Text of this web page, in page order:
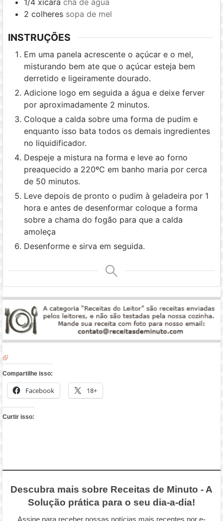
1/4 xícara chá de água
2 colheres sopa de mel
INSTRUÇÕES
Em uma panela acrescente o açúcar e o mel,
misturando bem ate que o açúcar esteja bem
derretido e ligeiramente dourado.
Adicione logo em seguida a água e deixe ferver
por aproximadamente 2 minutos.
Coloque a calda sobre uma forma de pudim e
enquanto isso bata todos os demais ingredientes
no liquidificador.
Despeje a mistura na forma e leve ao forno
preaquecido a 220ºC em banho maria por cerca
de 50 minutos.
Leve depois de pronto o pudim à geladeira por 1
hora e antes de desenformar coloque a forma
sobre a chama do fogão para que a calda
amoleça
Desenforme e sirva em seguida.
Compartilhe isso:
Facebook 18+
Curtir isso:
Descubra mais sobre Receitas de Minuto - A
Solução prática para o seu dia-a-dia!
Assine para receber nossas notícias mais recentes por e-